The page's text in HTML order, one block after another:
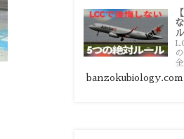
ル
banzokubiology.com